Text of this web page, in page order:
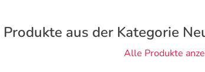
Produkte aus der Kategorie
Alle Produkte